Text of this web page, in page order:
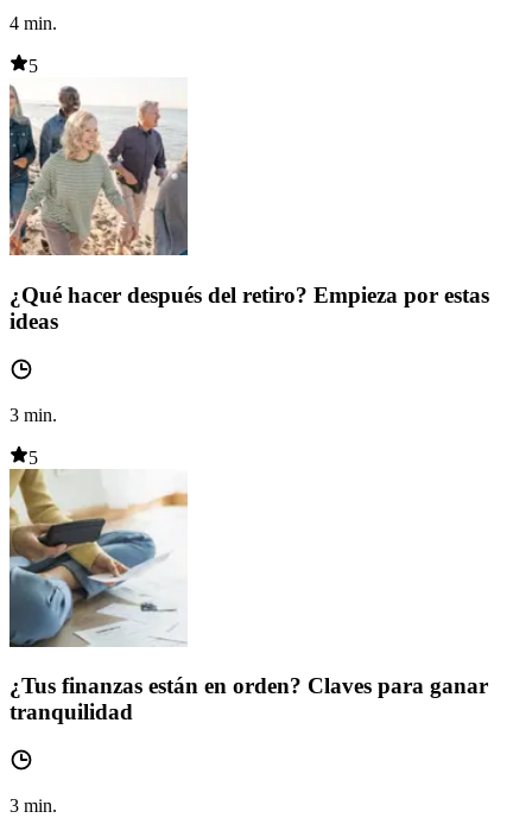
4 min.
5
¿Qué hacer después del retiro? Empieza por estas
ideas
3 min.
5
¿Tus finanzas están en orden? Claves para ganar
tranquilidad
3 min.